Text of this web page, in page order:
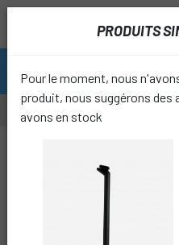
PRODUITS
Pour le moment, nous
produit, nous suggérons des
avons en stock